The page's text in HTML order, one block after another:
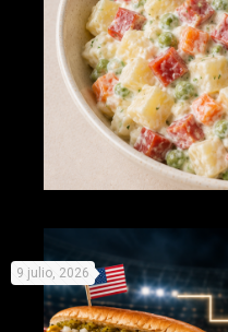
9 julio, 2026